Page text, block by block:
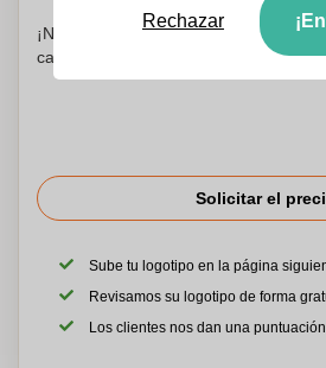
¡No te preocupes! Simplemente suba
canasta de compras
Solicitar el
Sube tu logotipo en la página
Revisamos su logotipo de forma
Los clientes nos dan una
Rechazar